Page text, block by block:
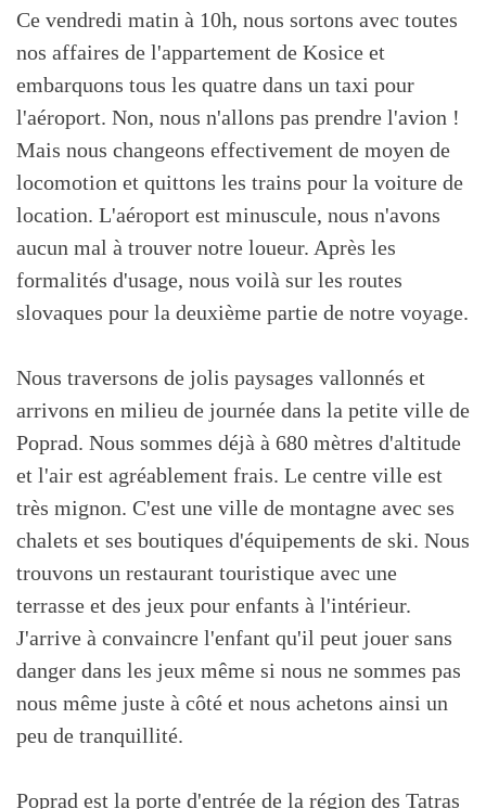
Ce vendredi matin à 10h, nous sortons avec toutes
nos affaires de l'appartement de Kosice et
embarquons tous les quatre dans un taxi pour
l'aéroport. Non, nous n'allons pas prendre l'avion !
Mais nous changeons effectivement de moyen de
locomotion et quittons les trains pour la voiture de
location. L'aéroport est minuscule, nous n'avons
aucun mal à trouver notre loueur. Après les
formalités d'usage, nous voilà sur les routes
slovaques pour la deuxième partie de notre voyage.
Nous traversons de jolis paysages vallonnés et
arrivons en milieu de journée dans la petite ville de
Poprad. Nous sommes déjà à 680 mètres d'altitude
et l'air est agréablement frais. Le centre ville est
très mignon. C'est une ville de montagne avec ses
chalets et ses boutiques d'équipements de ski. Nous
trouvons un restaurant touristique avec une
terrasse et des jeux pour enfants à l'intérieur.
J'arrive à convaincre l'enfant qu'il peut jouer sans
danger dans les jeux même si nous ne sommes pas
nous même juste à côté et nous achetons ainsi un
peu de tranquillité.
Poprad est la porte d'entrée de la région des Tatras